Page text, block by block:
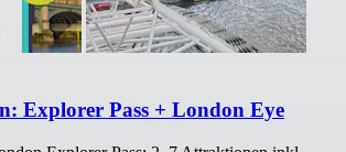
Explorer Pass + London Eye